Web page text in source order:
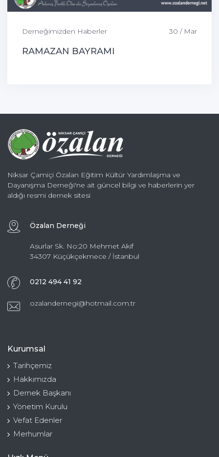
Derneğimizden Haberler 30 / Mar
RAMAZAN BAYRAMI
Niksar Çamiçi Özalan Eğitim Kültür Yardımlaşma ve
Dayanışma Derneği'ne ait güncel bilgi ve haberlerin yer
aldığı resmi dernek sitesi
Özalan Derneği
Asurlar Sk. No:20 Mehmet Akif
34307 Küçükçekmece / İstanbul
0212 494 41 92
ozalandernegi@hotmail.com.tr
Kurumsal
Tarihçemiz
Hakkımızda
Dernek Başkanı
Yönetim Kurulu
Vefat Edenler
Merhumlar